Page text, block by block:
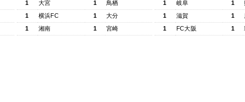
1
大宮 1
鳥栖
1
横浜FC 1
大分
1
湘南 1 宮崎
1
岐阜 1
1
滋賀 1
1
FC大阪 1